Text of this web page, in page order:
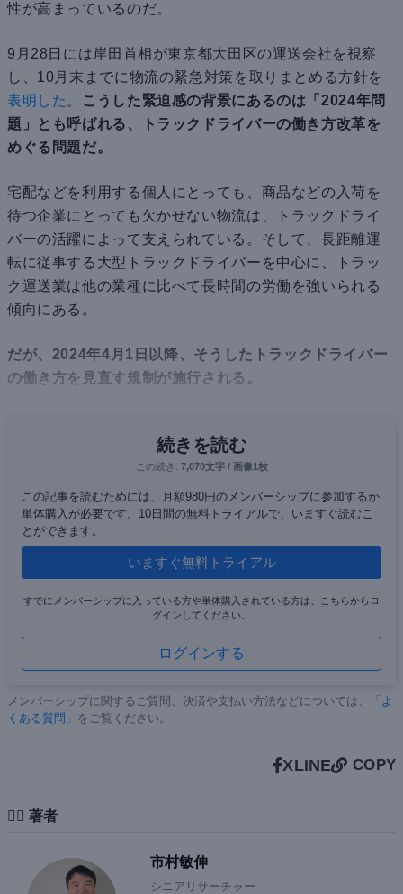
性が高まっているのだ。
9月28日には岸田首相が東京都大田区の運送会社を視察
し、10月末までに物流の緊急対策を取りまとめる方針を
表明した 。
こうした緊迫感の背景にあるのは「2024年問
題」とも呼ばれる、トラックドライバーの働き方改革を
めぐる問題だ。
宅配などを利用する個人にとっても、商品などの入荷を
待つ企業にとっても欠かせない物流は、トラックドライ
バーの活躍によって支えられている。そして、長距離運
転に従事する大型トラックドライバーを中心に、トラッ
ク運送業は他の業種に比べて長時間の労働を強いられる
傾向にある。
だが、2024年4月1日以降、そうしたトラックドライバー
の働き方を見直す規制が施行される。
続きを読む
この続き: 7,070文字 / 画像1枚
この記事を読むためには、月額980円のメンバーシップに参加するか
単体購入が必要です。10日間の無料トライアルで、いますぐ読むこ
とができます。
いますぐ無料トライアル
すでにメンバーシップに入っている方や単体購入されている方は、こちらからロ
グインしてください。
ログインする
メンバーシップに関するご質問、決済や支払い方法などについては、「 よ
くある質問
」をご覧ください。
XLINE COPY
✍🏻 著者
市村敏伸
シニアリサーチャー